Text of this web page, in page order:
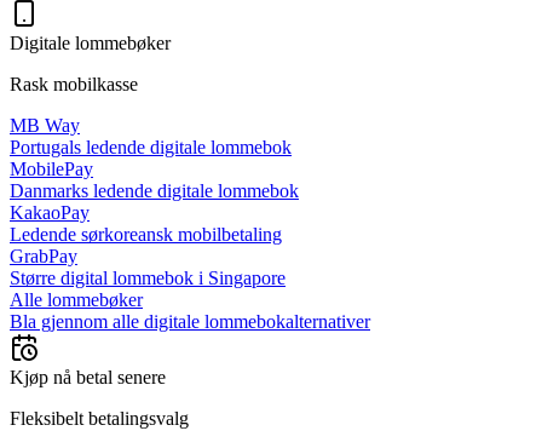
Digitale lommebøker
Rask mobilkasse
MB Way
Portugals ledende digitale lommebok
MobilePay
Danmarks ledende digitale lommebok
KakaoPay
Ledende sørkoreansk mobilbetaling
GrabPay
Større digital lommebok i Singapore
Alle lommebøker
Bla gjennom alle digitale lommebokalternativer
Kjøp nå betal senere
Fleksibelt betalingsvalg